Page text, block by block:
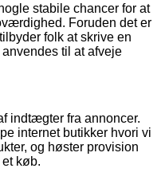
stabile chancer for at
Foruden det er
folk at skrive en
til at afveje
indtægter fra annoncer.
internet butikker hvori vi
og høster provision
køb.